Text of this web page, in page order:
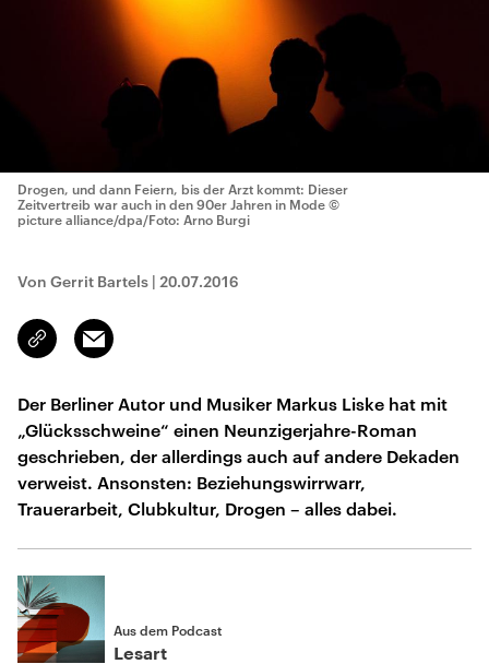
Drogen, und dann Feiern, bis der Arzt kommt: Dieser
Zeitvertreib war auch in den 90er Jahren in Mode ©
picture alliance/dpa/Foto: Arno Burgi
Von Gerrit Bartels | 20.07.2016
Link
kopieren/teilen
Email
Der Berliner Autor und Musiker Markus Liske hat mit
„Glücksschweine“ einen Neunzigerjahre-Roman
geschrieben, der allerdings auch auf andere Dekaden
verweist. Ansonsten: Beziehungswirrwarr,
Trauerarbeit, Clubkultur, Drogen – alles dabei.
Aus dem Podcast
Lesart